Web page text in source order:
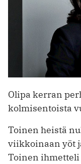
Olipa kerran
kolmisentoista
Toinen heistä
viikkoinaan yöt
Toinen